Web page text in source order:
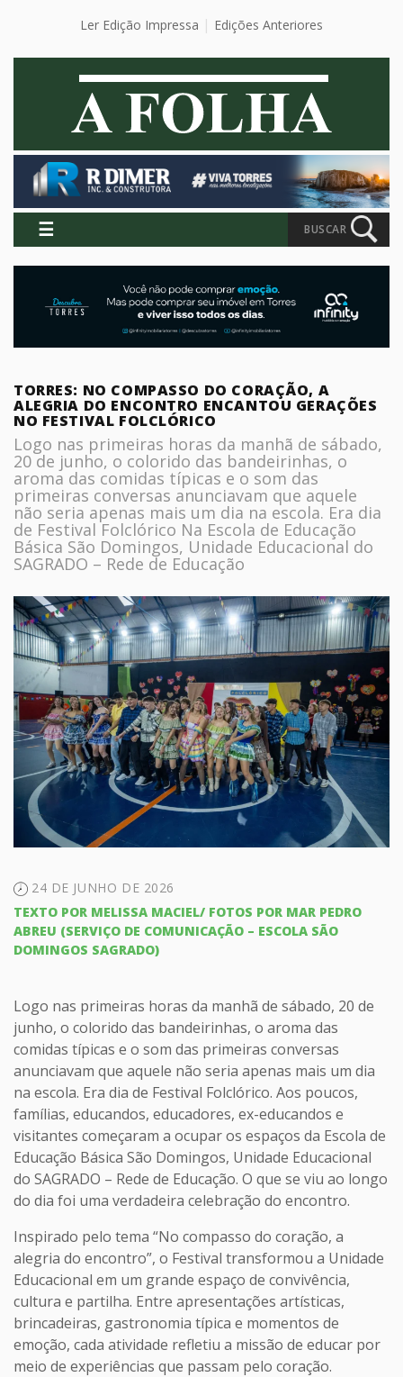
Ler Edição Impressa Edições Anteriores
☰ BUSCAR
TORRES: NO COMPASSO DO CORAÇÃO, A
ALEGRIA DO ENCONTRO ENCANTOU GERAÇÕES
NO FESTIVAL FOLCLÓRICO
Logo nas primeiras horas da manhã de sábado,
20 de junho, o colorido das bandeirinhas, o
aroma das comidas típicas e o som das
primeiras conversas anunciavam que aquele
não seria apenas mais um dia na escola. Era dia
de Festival Folclórico Na Escola de Educação
Básica São Domingos, Unidade Educacional do
SAGRADO – Rede de Educação
24 DE JUNHO DE 2026
TEXTO POR MELISSA MACIEL/ FOTOS POR MAR PEDRO
ABREU (SERVIÇO DE COMUNICAÇÃO – ESCOLA SÃO
DOMINGOS SAGRADO)
Logo nas primeiras horas da manhã de sábado, 20 de
junho, o colorido das bandeirinhas, o aroma das
comidas típicas e o som das primeiras conversas
anunciavam que aquele não seria apenas mais um dia
na escola. Era dia de Festival Folclórico. Aos poucos,
famílias, educandos, educadores, ex-educandos e
visitantes começaram a ocupar os espaços da Escola de
Educação Básica São Domingos, Unidade Educacional
do SAGRADO – Rede de Educação. O que se viu ao longo
do dia foi uma verdadeira celebração do encontro.
Inspirado pelo tema “No compasso do coração, a
alegria do encontro”, o Festival transformou a Unidade
Educacional em um grande espaço de convivência,
cultura e partilha. Entre apresentações artísticas,
brincadeiras, gastronomia típica e momentos de
emoção, cada atividade refletiu a missão de educar por
meio de experiências que passam pelo coração.